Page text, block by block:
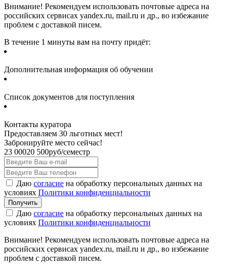
Внимание! Рекомендуем использовать почтовые адреса на
российских сервисах yandex.ru, mail.ru и др., во избежание
проблем с доставкой писем.
В течение 1 минуты вам на почту придёт:
Дополнительная информация об обучении
Список документов для поступления
Контакты куратора
Предоставляем 30 льготных мест!
Забронируйте место сейчас!
23 00020 500руб/семестр
Даю согласие на обработку персональных данных на
условиях Политики конфиденциальности
Даю согласие на обработку персональных данных на
условиях Политики конфиденциальности
Внимание! Рекомендуем использовать почтовые адреса на
российских сервисах yandex.ru, mail.ru и др., во избежание
проблем с доставкой писем.